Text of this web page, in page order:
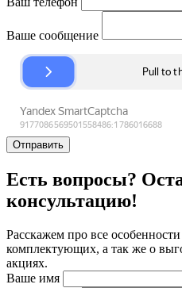
Ваше сообщение
Отправить
Есть вопросы?
консультацию!
Расскажем про все
комплектующих, а так же о
акциях.
Ваше имя